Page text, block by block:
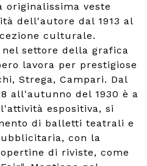
originalissima veste
dell'autore dal 1913 al
culturale.
settore della grafica
lavora per prestigiose
Strega, Campari. Dal
all'autunno del 1930 è a
espositiva, si
di balletti teatrali e
con la
di riviste, come